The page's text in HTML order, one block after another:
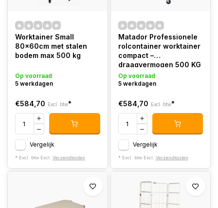
Worktainer Small
80x60cm met stalen
bodem max 500 kg
Op voorraad
5 werkdagen
€584,70 Excl. btw*
Vergelijk
* Excl. btw Excl. Verzendkosten
Matador Professionele
rolcontainer worktainer
compact –
draagvermogen 500 KG
Op voorraad
5 werkdagen
€584,70 Excl. btw*
Vergelijk
* Excl. btw Excl. Verzendkosten